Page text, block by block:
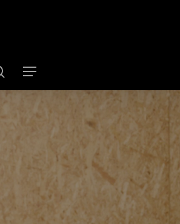
search
Menu